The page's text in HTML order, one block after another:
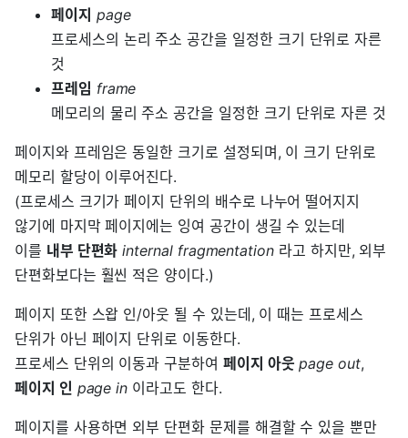
페이지 page
프로세스의 논리 주소 공간을 일정한 크기 단위로 자른
것
프레임 frame
메모리의 물리 주소 공간을 일정한 크기 단위로 자른 것
페이지와 프레임은 동일한 크기로 설정되며, 이 크기 단위로
메모리 할당이 이루어진다.
(프로세스 크기가 페이지 단위의 배수로 나누어 떨어지지
않기에 마지막 페이지에는 잉여 공간이 생길 수 있는데
이를 내부 단편화 internal fragmentation라고 하지만, 외부
단편화보다는 훨씬 적은 양이다.)
페이지 또한 스왑 인/아웃 될 수 있는데, 이 때는 프로세스
단위가 아닌 페이지 단위로 이동한다.
프로세스 단위의 이동과 구분하여 페이지 아웃 page out,
페이지 인 page in 이라고도 한다.
페이지를 사용하면 외부 단편화 문제를 해결할 수 있을 뿐만